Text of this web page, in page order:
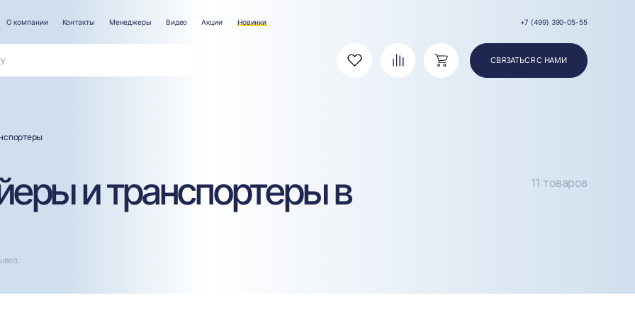
О компании Контакты Менеджеры Видео Акции Новинки +7 (499) 390-05-55
Избранное СравнениеКорзина СВЯЗАТЬСЯ С НАМИ
и транспортеры в 11 товаров